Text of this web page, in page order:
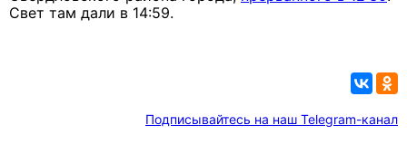
Свет там дали в 14:59.
Подписывайтесь на наш Telegram-канал